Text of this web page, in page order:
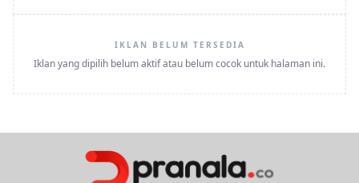
IKLAN BELUM TERSEDIA
Iklan yang dipilih belum aktif atau belum cocok untuk halaman ini.